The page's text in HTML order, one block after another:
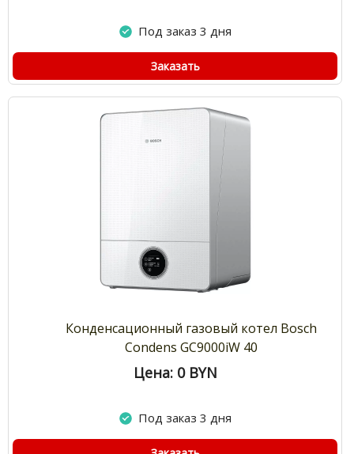
Под заказ 3 дня
Заказать
Конденсационный газовый котел Bosch
Condens GC9000iW 40
Цена: 0 BYN
Под заказ 3 дня